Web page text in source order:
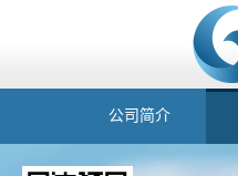
公司简介